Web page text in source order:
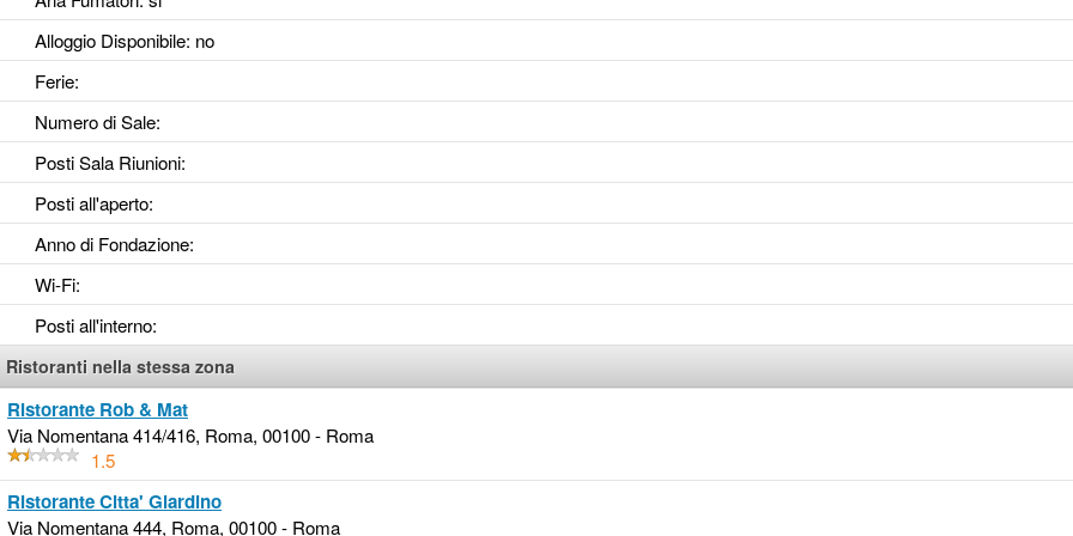
Alloggio Disponibile: no
Ferie:
Numero di Sale:
Posti Sala Riunioni:
Posti all'aperto:
Anno di Fondazione:
Wi-Fi:
Posti all'interno:
Ristoranti nella stessa zona
Ristorante Rob & Mat
Via Nomentana 414/416, Roma, 00100 - Roma
1.5
Ristorante Citta' Giardino
Via Nomentana 444, Roma, 00100 - Roma